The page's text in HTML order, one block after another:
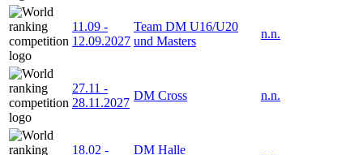
11.09 -
12.09.2027
Team DM U16/U20
und Masters
n.n.
27.11 -
28.11.2027
DM Cross n.n.
18.02 -
DM Halle